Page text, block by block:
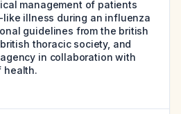
management of patients
illness during an influenza
guidelines from the british
thoracic society, and
in collaboration with
health.